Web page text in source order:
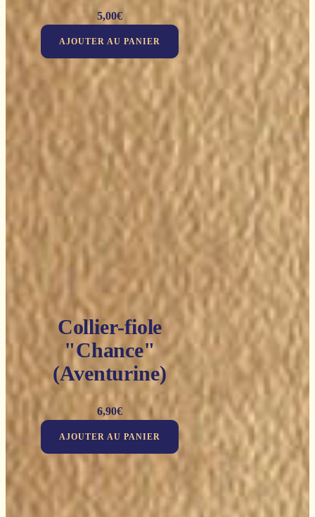
5,00€
AJOUTER AU PANIER
Collier-fiole
"Chance"
(Aventurine)
6,90€
AJOUTER AU PANIER